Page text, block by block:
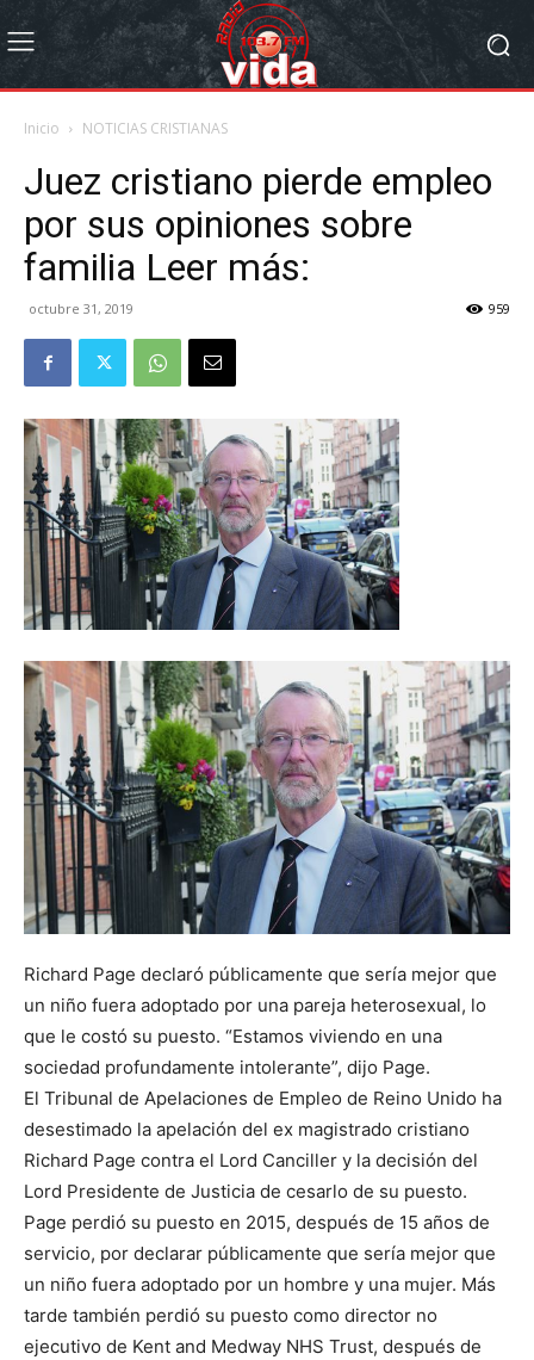
Inicio NOTICIAS CRISTIANAS
Juez cristiano pierde empleo
por sus opiniones sobre
familia Leer más:
octubre 31, 2019 959
Richard Page declaró públicamente que sería mejor que
un niño fuera adoptado por una pareja heterosexual, lo
que le costó su puesto. “Estamos viviendo en una
sociedad profundamente intolerante”, dijo Page.
El Tribunal de Apelaciones de Empleo de Reino Unido ha
desestimado la apelación del ex magistrado cristiano
Richard Page contra el Lord Canciller y la decisión del
Lord Presidente de Justicia de cesarlo de su puesto.
Page perdió su puesto en 2015, después de 15 años de
servicio, por declarar públicamente que sería mejor que
un niño fuera adoptado por un hombre y una mujer. Más
tarde también perdió su puesto como director no
ejecutivo de Kent and Medway NHS Trust, después de